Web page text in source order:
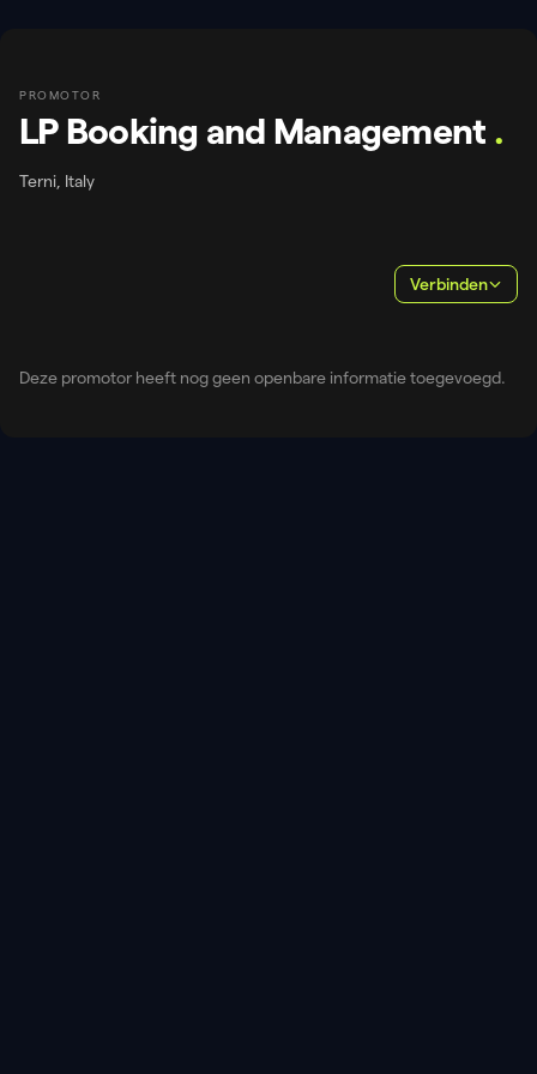
PROMOTOR
LP Booking and Management .
Terni, Italy
Verbinden
Deze promotor heeft nog geen openbare informatie toegevoegd.